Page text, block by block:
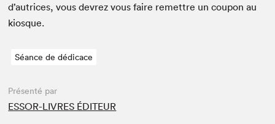
d’autrices, vous devrez vous faire remet­tre un coupon au
kiosque.
Séance de dédicace
Présenté par
ESSOR-LIVRES ÉDITEUR